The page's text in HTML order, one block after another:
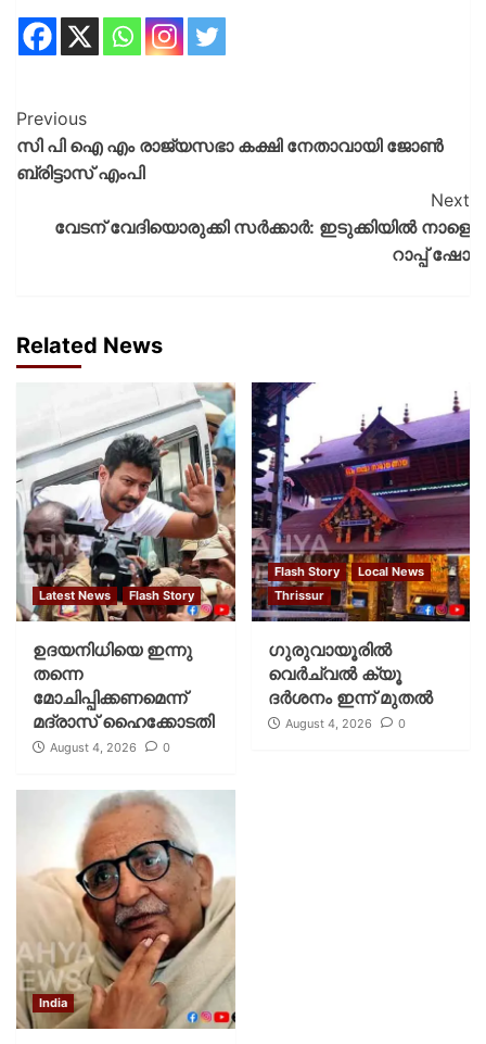
Previous
സി പി ഐ എം രാജ്യസഭാ കക്ഷി നേതാവായി ജോൺ
ബ്രിട്ടാസ് എംപി
Next
വേടന് വേദിയൊരുക്കി സർക്കാർ: ഇടുക്കിയിൽ നാളെ
റാപ്പ് ഷോ
Related News
Latest News Flash Story
ഉദയനിധിയെ ഇന്നു
തന്നെ
മോചിപ്പിക്കണമെന്ന്
മദ്രാസ് ഹൈക്കോടതി
August 4, 2026 0
Flash Story
Local News
Thrissur
ഗുരുവായൂരില്‍
വെര്‍ച്വല്‍ ക്യൂ
ദര്‍ശനം ഇന്ന് മുതല്‍
August 4, 2026 0
India